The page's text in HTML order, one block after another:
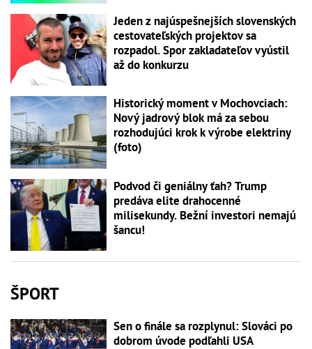
Jeden z najúspešnejších slovenských
cestovateľských projektov sa
rozpadol. Spor zakladateľov vyústil
až do konkurzu
Historický moment v Mochovciach:
Nový jadrový blok má za sebou
rozhodujúci krok k výrobe elektriny
(foto)
Podvod či geniálny ťah? Trump
predáva elite drahocenné
milisekundy. Bežní investori nemajú
šancu!
ŠPORT
Sen o finále sa rozplynul: Slováci po
dobrom úvode podľahli USA